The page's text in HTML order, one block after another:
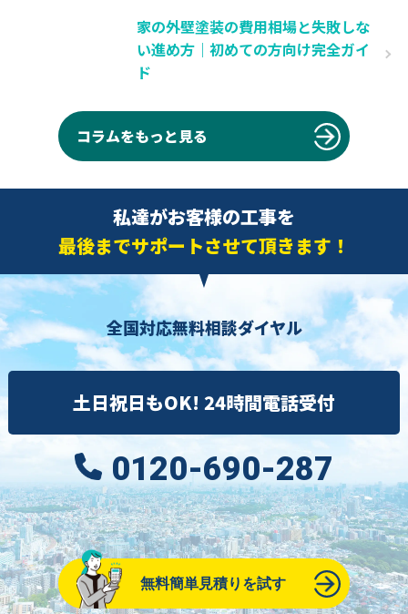
家の外壁塗装の費用相場と失敗しな
い進め方｜初めての方向け完全ガイ
ド
コラムをもっと見る
私達がお客様の工事を
最後までサポートさせて頂きます！
全国対応無料相談ダイヤル
土日祝日もOK! 24時間電話受付
0120-690-287
無料簡単見積りを試す